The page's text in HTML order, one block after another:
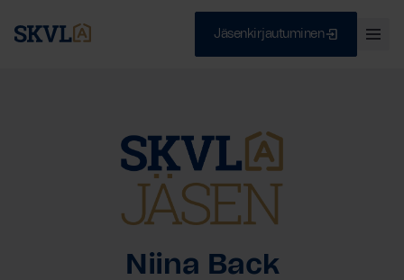
Jäsenkirjautuminen
Niina Back